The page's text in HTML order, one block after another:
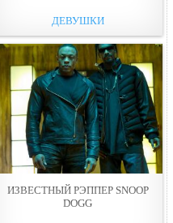
ДЕВУШКИ
ИЗВЕСТНЫЙ РЭППЕР SNOOP
DOGG